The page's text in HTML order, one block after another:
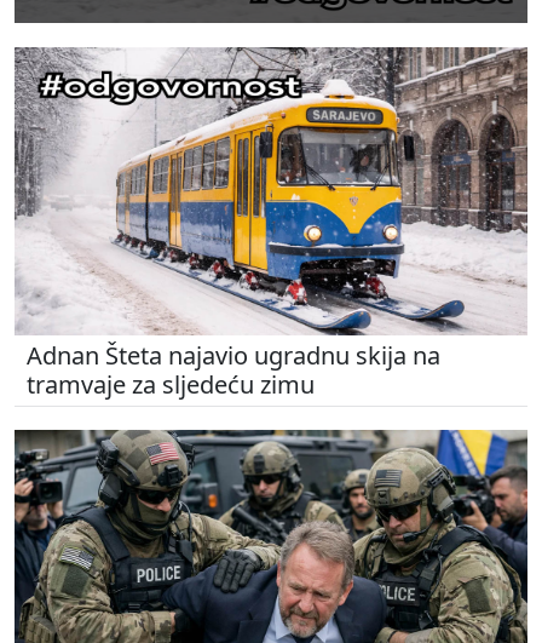
Adnan Šteta najavio ugradnu skija na
tramvaje za sljedeću zimu